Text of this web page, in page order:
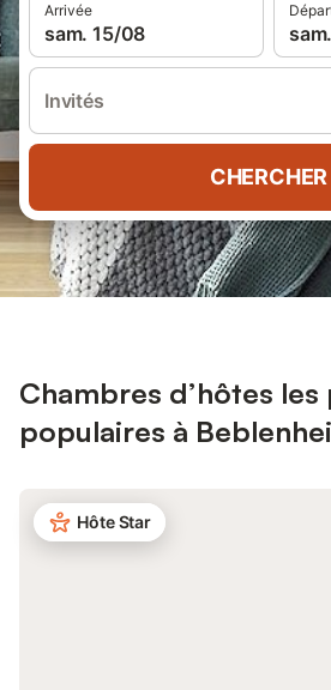
Arrivée
sam. 15/08
Invités
CHERCHER
Chambres d’hôtes les
populaires à
Hôte Star